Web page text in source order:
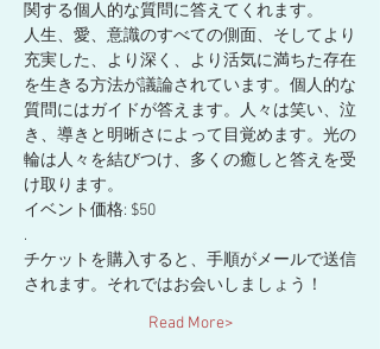
関する個人的な質問に答えてくれます。
人生、愛、意識のすべての側面、そしてより
充実した、より深く、より活気に満ちた存在
を生きる方法が議論されています。個人的な
質問にはガイドが答えます。人々は笑い、泣
き、導きと明晰さによって目覚めます。光の
輪は人々を結びつけ、多くの癒しと答えを受
け取ります。
イベント価格: $50
.
チケットを購入すると、手順がメールで送信
されます。それではお会いしましょう！
Read More>